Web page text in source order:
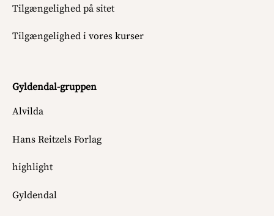
Tilgængelighed på sitet
Tilgængelighed i vores kurser
Gyldendal-gruppen
Alvilda
Hans Reitzels Forlag
highlight
Gyldendal